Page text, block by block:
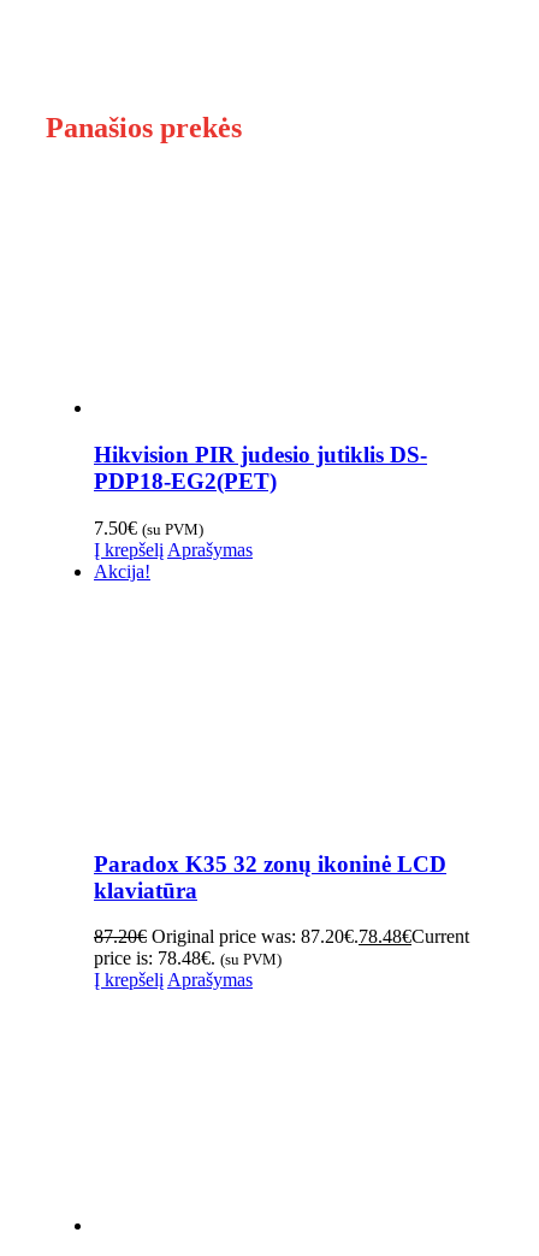
Panašios prekės
Hikvision PIR judesio jutiklis DS-
PDP18-EG2(PET)
7.50€ (su PVM)
Į krepšelį Aprašymas
Akcija!
Paradox K35 32 zonų ikoninė LCD
klaviatūra
87.20€ Original price was: 87.20€.78.48€Current
price is: 78.48€. (su PVM)
Į krepšelį Aprašymas